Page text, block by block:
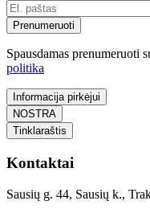
Prenumeruoti
Spausdamas prenumeruoti
politika
Informacija pirkėjui
NOSTRA
Tinklaraštis
Kontaktai
Sausių g. 44, Sausių k.,